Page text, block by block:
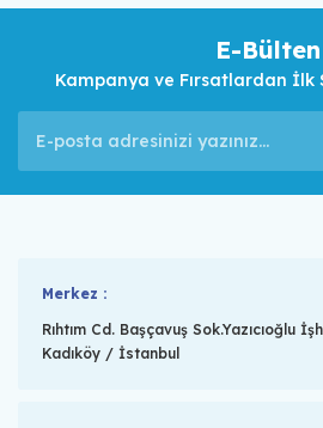
E-Bülten
Kampanya ve Fırsatlardan İlk
Merkez :
Rıhtım Cd. Başçavuş Sok.Yazıcıoğlu
Kadıköy / İstanbul